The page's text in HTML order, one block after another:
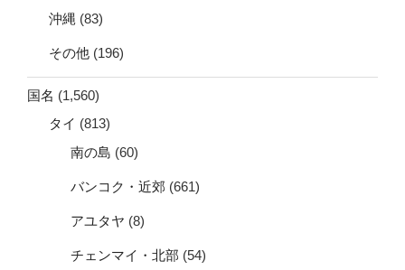
沖縄 (83)
その他 (196)
国名 (1,560)
タイ (813)
南の島 (60)
バンコク・近郊 (661)
アユタヤ (8)
チェンマイ・北部 (54)